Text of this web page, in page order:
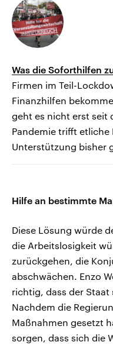
Was die Soforthilfen
Firmen im Teil-
Finanzhilfen
geht es nicht erst seit
Pandemie trifft etliche
Unterstützung bisher
Hilfe an bestimmte
Diese Lösung würde
die Arbeitslosigkeit
zurückgehen, die
abschwächen. Enzo
richtig, dass der Staat
Nachdem die
Maßnahmen gesetzt
sorgen, dass sich die